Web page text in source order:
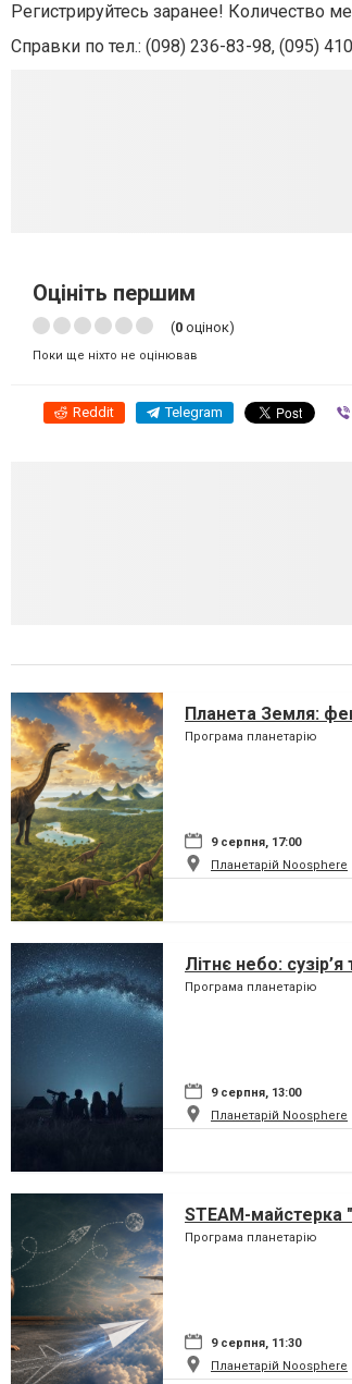
Регистрируйтесь заранее! Количество
Справки по тел.: (098) 236-83-98, (095)
Оцініть першим
(0 оцінок)
Поки ще ніхто не оцінював
Reddit Telegram
Планета Земля:
Програма планетарію
9 серпня, 17:00
Планетарій Noosphere
Літнє небо:
Програма планетарію
9 серпня, 13:00
Планетарій Noosphere
STEAM-майстерка
Програма планетарію
9 серпня, 11:30
Планетарій Noosphere